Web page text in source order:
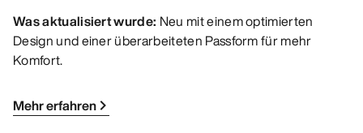
Was aktualisiert wurde: Neu mit einem optimierten
Design und einer überarbeiteten Passform für mehr
Komfort.
Mehr erfahren